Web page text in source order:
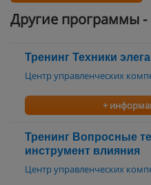
Другие программы -
Тренинг Техники
Центр управленческих
+
Тренинг Вопросные
инструмент влияния
Центр управленческих